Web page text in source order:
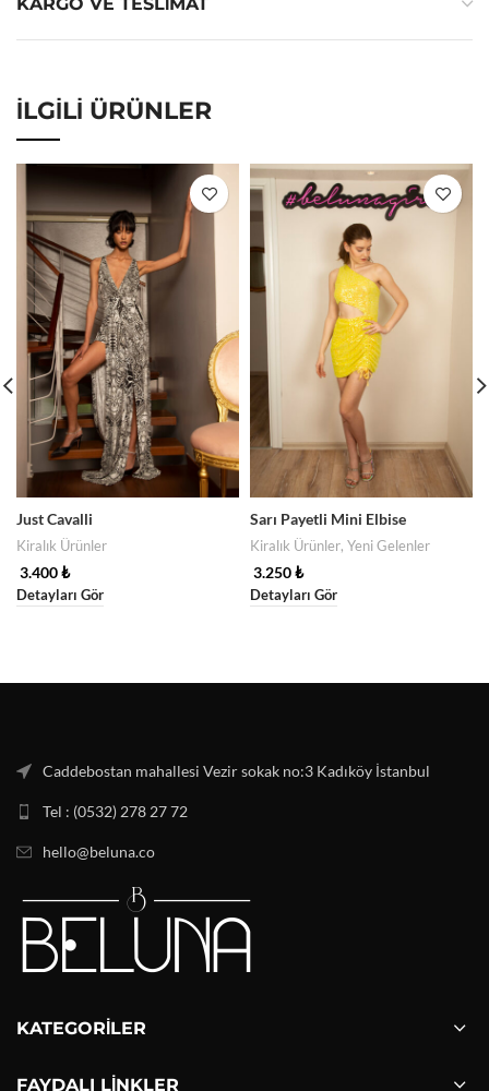
İLGILI ÜRÜNLER
Just Cavalli
Kiralık Ürünler
3.400₺
Detayları Gör
Sarı Payetli Mini Elbise
Kiralık Ürünler, Yeni Gelenler
3.250₺
Detayları Gör
Caddebostan mahallesi Vezir sokak no:3 Kadıköy İstanbul
Tel : (0532) 278 27 72
hello@beluna.co
KATEGORILER
FAYDALI LINKLER